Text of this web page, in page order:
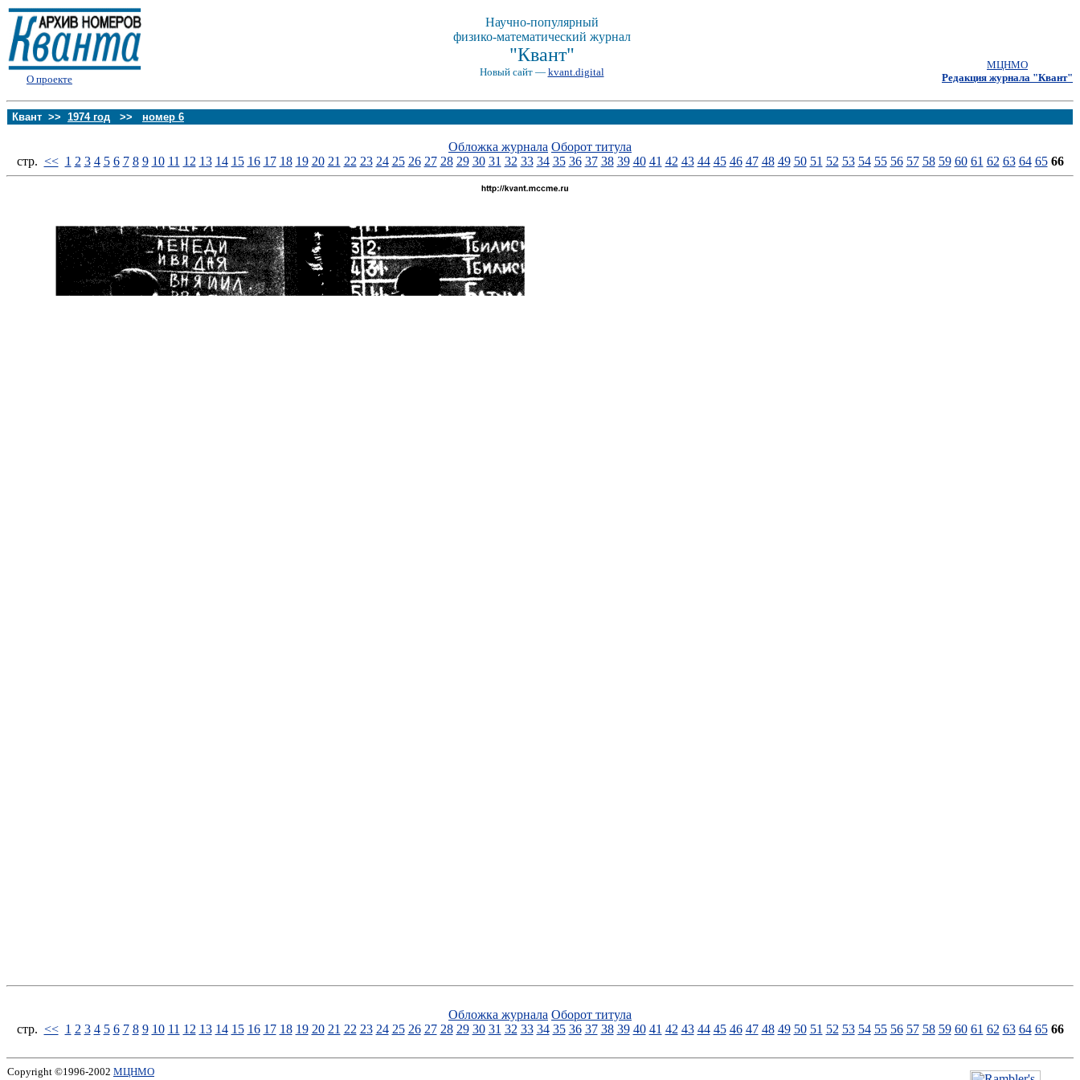
О проекте
Научно-популярный
физико-математический журнал
"Квант"
Новый сайт — kvant.digital
МЦНМО
Редакция журнала "Квант"
Квант >> 1974 год >> номер 6
Обложка журнала Оборот титула
стp. << 1 2 3 4 5 6 7 8 9 10 11 12 13 14 15 16 17 18 19 20 21 22 23 24 25 26 27 28 29 30 31 32 33 34 35 36 37 38 39 40 41 42 43 44 45 46 47 48 49 50 51 52 53 54 55 56 57 58 59 60 61 62 63 64 65 66
Обложка журнала Оборот титула
стp. << 1 2 3 4 5 6 7 8 9 10 11 12 13 14 15 16 17 18 19 20 21 22 23 24 25 26 27 28 29 30 31 32 33 34 35 36 37 38 39 40 41 42 43 44 45 46 47 48 49 50 51 52 53 54 55 56 57 58 59 60 61 62 63 64 65 66
Copyright ©1996-2002 МЦНМО